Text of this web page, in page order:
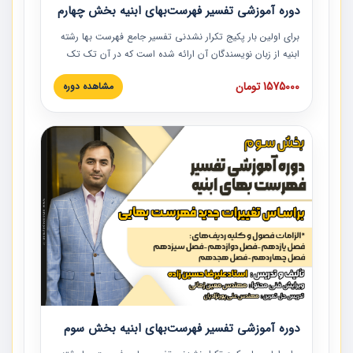
دوره آموزشی تفسیر فهرست‌بهای ابنیه بخش چهارم
برای اولین بار پکیج تکرار نشدنی تفسیر جامع فهرست بها رشته
ابنیه از زبان نویسندگان آن ارائه شده است که در آن تک تک
ردیف ها و مطالب فهرست بها تفسیر و ارائه شده است. این
دوره به صورت کامل تصویری بوده و به همراه تصاویر عملیات
دوره با کلام مهندس علیرضاحسین‌زاده مدیر پروژه مهندسی
مشاور در امر بازنگری فهرست بها رشته ابنیه ارائه شده و به تمام
همکارانی که در حوزه صنعت ساخت در حال فعالیت هستند حتما
توصیه می کنیم از مطالب این دوره استفاده نمایند.
1575000 تومان مشاهده دوره
دوره آموزشی تفسیر فهرست‌بهای ابنیه بخش سوم